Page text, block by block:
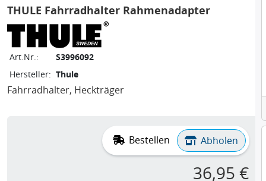
THULE Fahrradhalter Rahmenadapter
Art.Nr.:
S3996092
Hersteller: Thule
Fahrradhalter, Heckträger
Bestellen Abholen
36,95 €